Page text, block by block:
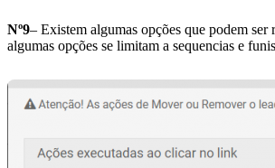
Nº9– Existem algumas opções que podem ser
algumas opções se limitam a sequencias e